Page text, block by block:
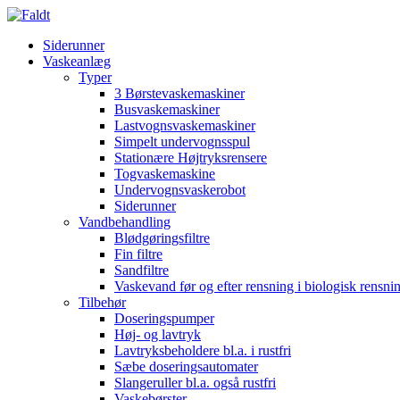
Siderunner
Vaskeanlæg
Typer
3 Børstevaskemaskiner
Busvaskemaskiner
Lastvognsvaskemaskiner
Simpelt undervognsspul
Stationære Højtryksrensere
Togvaskemaskine
Undervognsvaskerobot
Siderunner
Vandbehandling
Blødgøringsfiltre
Fin filtre
Sandfiltre
Vaskevand før og efter rensning i biologisk
Tilbehør
Doseringspumper
Høj- og lavtryk
Lavtryksbeholdere bl.a. i rustfri
Sæbe doseringsautomater
Slangeruller bl.a. også rustfri